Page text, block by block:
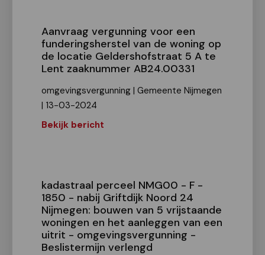
Aanvraag vergunning voor een
funderingsherstel van de woning op
de locatie Geldershofstraat 5 A te
Lent zaaknummer AB24.00331
omgevingsvergunning | Gemeente Nijmegen
| 13-03-2024
Bekijk bericht
kadastraal perceel NMG00 - F -
1850 - nabij Griftdijk Noord 24
Nijmegen: bouwen van 5 vrijstaande
woningen en het aanleggen van een
uitrit - omgevingsvergunning -
Beslistermijn verlengd